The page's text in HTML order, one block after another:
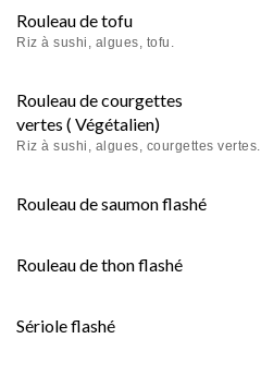
Rouleau de tofu
Riz à sushi, algues, tofu.
Rouleau de courgettes
vertes ( Végétalien)
Riz à sushi, algues, courgettes vertes.
Rouleau de saumon flashé
Rouleau de thon flashé
Sériole flashé